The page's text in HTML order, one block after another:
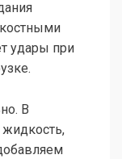
удары при
В
жидкость,